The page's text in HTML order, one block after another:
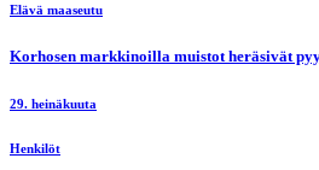
Elävä maaseutu
Korhosen markkinoilla muistot heräsivät
29. heinäkuuta
Henkilöt